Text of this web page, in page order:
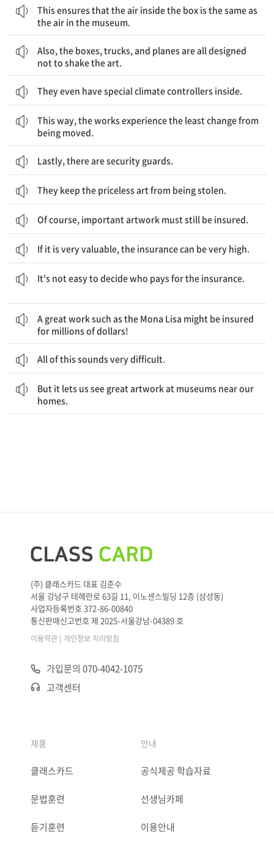
This ensures that the air inside the box is the same as
the air in the museum.
Also, the boxes, trucks, and planes are all designed
not to shake the art.
They even have special climate controllers inside.
This way, the works experience the least change from
being moved.
Lastly, there are security guards.
They keep the priceless art from being stolen.
Of course, important artwork must still be insured.
If it is very valuable, the insurance can be very high.
It's not easy to decide who pays for the insurance.
A great work such as the Mona Lisa might be insured
for millions of dollars!
All of this sounds very difficult.
But it lets us see great artwork at museums near our
homes.
(주) 클래스카드 대표 김준수
서울 강남구 테헤란로 63길 11, 이노센스빌딩 12층 (삼성동)
사업자등록번호 372-86-00840
통신판매신고번호 제 2025-서울강남-04389 호
이용약관 | 개인정보 처리방침
가입문의 070-4042-1075
고객센터
제품
클래스카드
문법훈련
듣기훈련
안내
공식제공 학습자료
선생님카페
이용안내